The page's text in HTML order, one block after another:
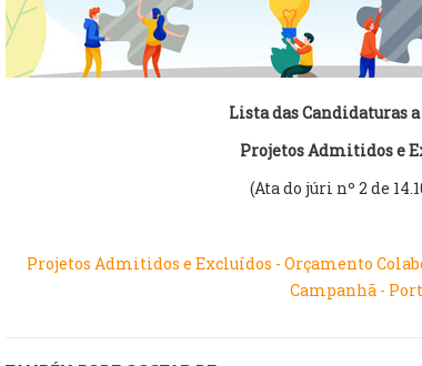
Lista das Candidaturas a
Projetos Admitidos e
(Ata do júri nº 2 de
Projetos Admitidos e Excluídos - Orçamento
Campanhã -